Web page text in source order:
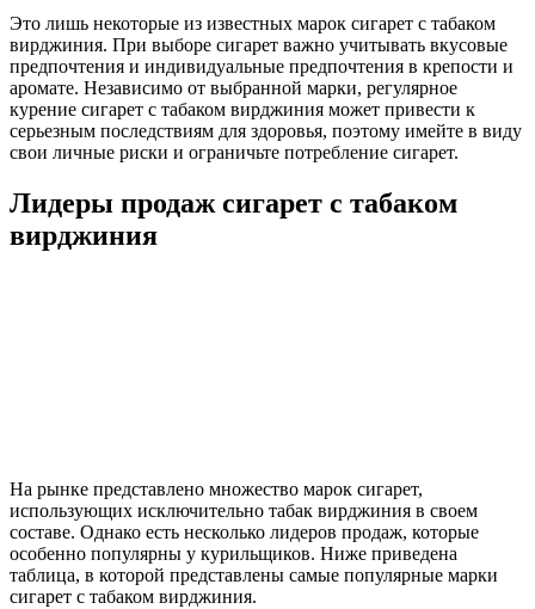
Это лишь некоторые из известных марок сигарет с табаком
вирджиния. При выборе сигарет важно учитывать вкусовые
предпочтения и индивидуальные предпочтения в крепости и
аромате. Независимо от выбранной марки, регулярное
курение сигарет с табаком вирджиния может привести к
серьезным последствиям для здоровья, поэтому имейте в виду
свои личные риски и ограничьте потребление сигарет.
Лидеры продаж сигарет с табаком
вирджиния
На рынке представлено множество марок сигарет,
использующих исключительно табак вирджиния в своем
составе. Однако есть несколько лидеров продаж, которые
особенно популярны у курильщиков. Ниже приведена
таблица, в которой представлены самые популярные марки
сигарет с табаком вирджиния.